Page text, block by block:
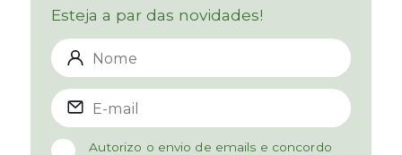
Esteja a par das novidades!
Autorizo o envio de emails e concordo